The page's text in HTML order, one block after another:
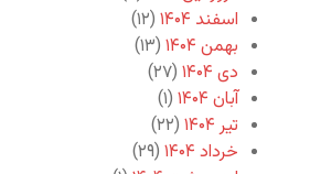
اسفند ۱۴۰۴
(۱۲)
بهمن ۱۴۰۴
(۱۳)
دی ۱۴۰۴
(۲۷)
آبان ۱۴۰۴
(۱)
تیر ۱۴۰۴
(۲۲)
خرداد ۱۴۰۴
(۲۹)